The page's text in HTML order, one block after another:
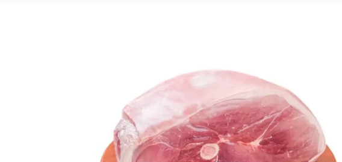
vinho
leite
tv